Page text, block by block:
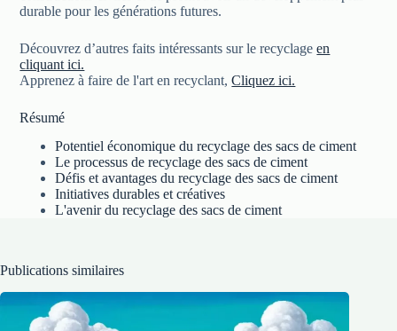
durable pour les générations futures.
Découvrez d’autres faits intéressants sur le recyclageen
cliquant ici.
Apprenez à faire de l'art en recyclant,Cliquez ici.
Résumé
Potentiel économique du recyclage des sacs de ciment
Le processus de recyclage des sacs de ciment
Défis et avantages du recyclage des sacs de ciment
Initiatives durables et créatives
L'avenir du recyclage des sacs de ciment
Publications similaires